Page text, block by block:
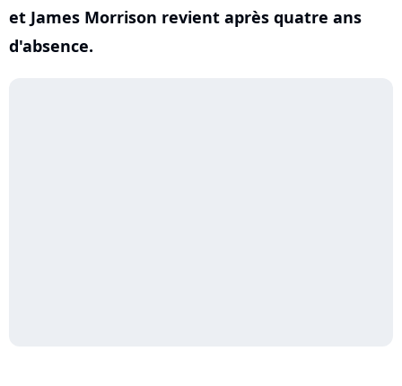
et James Morrison revient après quatre ans
d'absence.